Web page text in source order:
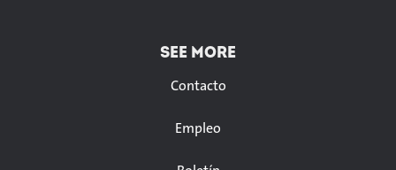
SEE MORE
Contacto
Empleo